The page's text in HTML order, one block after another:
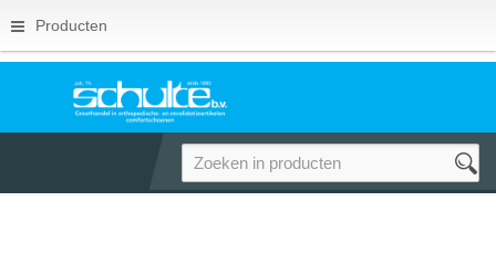
Producten